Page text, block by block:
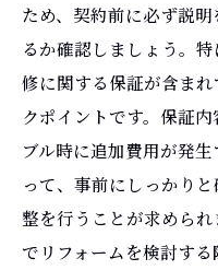
ため、契約前に必ず説
るか確認しましょう。
修に関する保証が含ま
クポイントです。保証
ブル時に追加費用が発
って、事前にしっかり
整を行うことが求めら
でリフォームを検討す